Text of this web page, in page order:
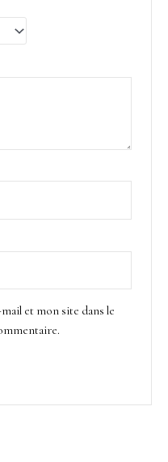
et mon site dans le